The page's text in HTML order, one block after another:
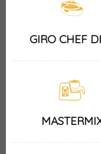
GIRO CHEF